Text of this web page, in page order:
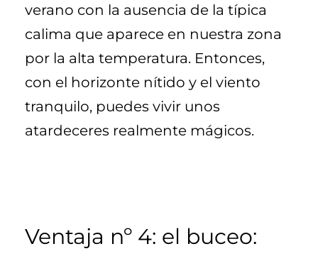
verano con la ausencia de la típica
calima que aparece en nuestra zona
por la alta temperatura. Entonces,
con el horizonte nítido y el viento
tranquilo, puedes vivir unos
atardeceres realmente mágicos.
Ventaja nº 4: el buceo: